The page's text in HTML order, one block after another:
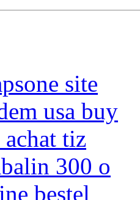
site
usa buy
tiz
300 o
bestel